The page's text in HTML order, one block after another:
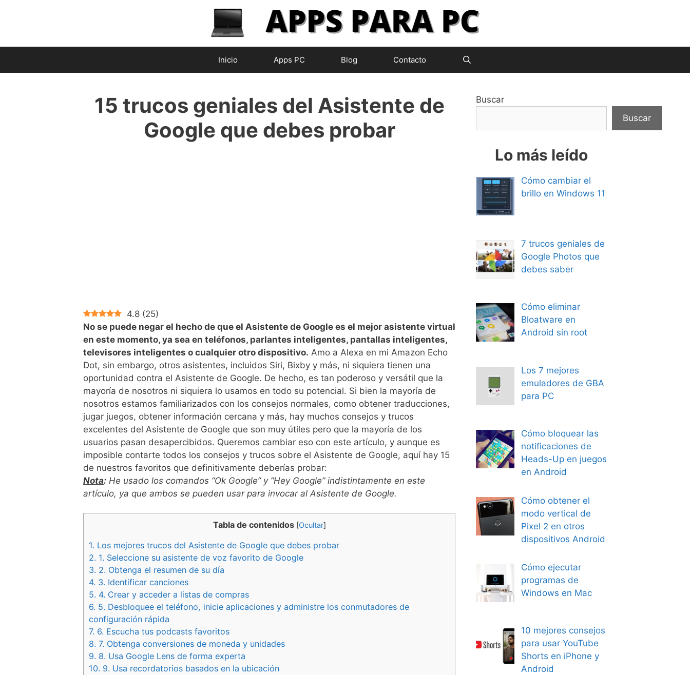
Inicio Apps PC Blog Contacto
15 trucos geniales del Asistente de
Google que debes probar
4.8 (25)
No se puede negar el hecho de que el Asistente de Google es el mejor asistente virtual
en este momento, ya sea en teléfonos, parlantes inteligentes, pantallas inteligentes,
televisores inteligentes o cualquier otro dispositivo. Amo a Alexa en mi Amazon Echo
Dot, sin embargo, otros asistentes, incluidos Siri, Bixby y más, ni siquiera tienen una
oportunidad contra el Asistente de Google. De hecho, es tan poderoso y versátil que la
mayoría de nosotros ni siquiera lo usamos en todo su potencial. Si bien la mayoría de
nosotros estamos familiarizados con los consejos normales, como obtener traducciones,
jugar juegos, obtener información cercana y más, hay muchos consejos y trucos
excelentes del Asistente de Google que son muy útiles pero que la mayoría de los
usuarios pasan desapercibidos. Queremos cambiar eso con este artículo, y aunque es
imposible contarte todos los consejos y trucos sobre el Asistente de Google, aquí hay 15
de nuestros favoritos que definitivamente deberías probar:
Nota: He usado los comandos “Ok Google” y “Hey Google” indistintamente en este
artículo, ya que ambos se pueden usar para invocar al Asistente de Google.
Tabla de contenidos [Ocultar]
1. Los mejores trucos del Asistente de Google que debes probar
2. 1. Seleccione su asistente de voz favorito de Google
3. 2. Obtenga el resumen de su día
4. 3. Identificar canciones
5. 4. Crear y acceder a listas de compras
6. 5. Desbloquee el teléfono, inicie aplicaciones y administre los conmutadores de
configuración rápida
7. 6. Escucha tus podcasts favoritos
8. 7. Obtenga conversiones de moneda y unidades
9. 8. Usa Google Lens de forma experta
10. 9. Usa recordatorios basados ​​en la ubicación
Buscar
Buscar
Lo más leído
Cómo cambiar el
brillo en Windows 11
7 trucos geniales de
Google Photos que
debes saber
Cómo eliminar
Bloatware en
Android sin root
Los 7 mejores
emuladores de GBA
para PC
Cómo bloquear las
notificaciones de
Heads-Up en juegos
en Android
Cómo obtener el
modo vertical de
Pixel 2 en otros
dispositivos Android
Cómo ejecutar
programas de
Windows en Mac
10 mejores consejos
para usar YouTube
Shorts en iPhone y
Android